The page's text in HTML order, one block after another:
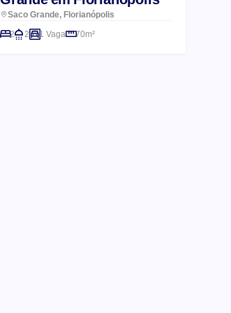
Saco Grande, Florianópolis
2
2 1 Vaga 70m²